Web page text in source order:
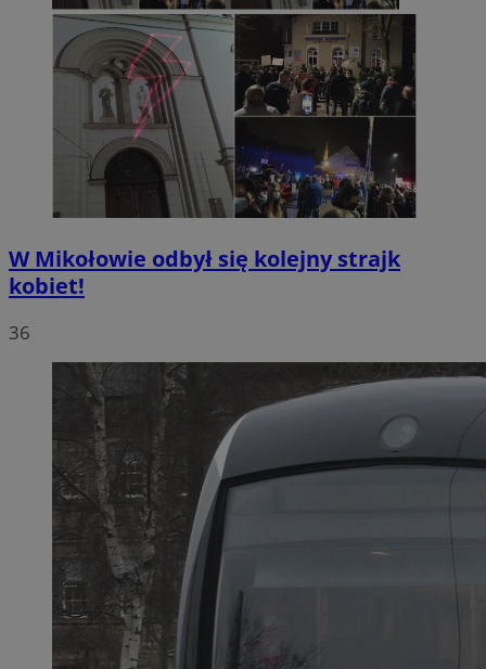
W Mikołowie odbył się kolejny strajk
kobiet!
36